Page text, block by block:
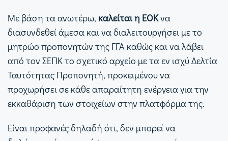
Με βάση τα ανωτέρω, καλείται η ΕΟΚνα
διασυνδεθεί άμεσα και να διαλειτουργήσει με το
μητρώο προπονητών της ΓΓΑ καθώς και να λάβει
από τον ΣΕΠΚ το σχετικό αρχείο με τα εν ισχύ Δελτία
Ταυτότητας Προπονητή, προκειμένου να
προχωρήσει σε κάθε απαραίτητη ενέργεια για την
εκκαθάριση των στοιχείων στην πλατφόρμα της.
Είναι προφανές δηλαδή ότι, δεν μπορεί να